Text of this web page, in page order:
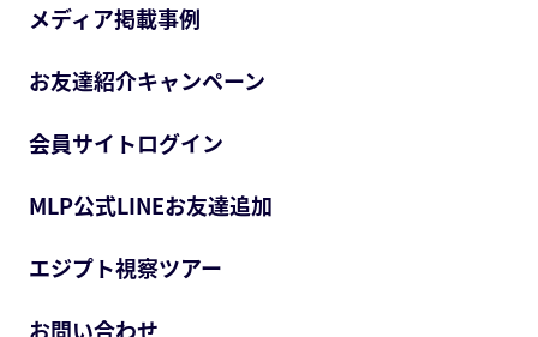
メディア掲載事例
お友達紹介キャンペーン
会員サイトログイン
MLP公式LINEお友達追加
エジプト視察ツアー
お問い合わせ